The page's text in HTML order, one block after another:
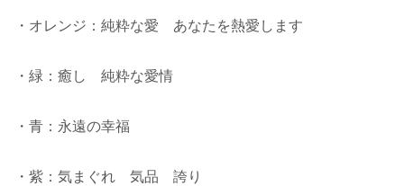
・オレンジ：純粋な愛 あなたを熱愛します
・緑：癒し 純粋な愛情
・青：永遠の幸福
・紫：気まぐれ 気品 誇り